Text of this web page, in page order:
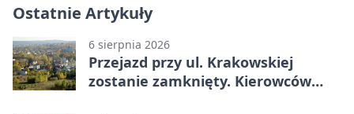
Ostatnie Artykuły
6 sierpnia 2026
Przejazd przy ul. Krakowskiej
zostanie zamknięty. Kierowców